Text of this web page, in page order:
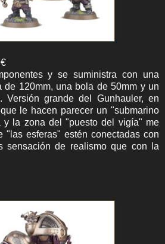
y se suministra con una
de 120mm, una bola de 50mm y un
Versión grande del Gunhauler, en
le hacen parecer un "submarino
y la zona del "puesto del vigía" me
"las esferas" estén conectadas con
sensación de realismo que con la